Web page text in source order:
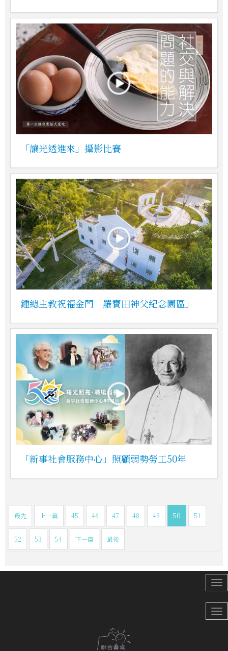
「讓光透進來」攝影比賽
鍾總主教祝福金門「羅寶田神父紀念園區」
「新事社會服務中心」照顧弱勢勞工50年
最先 上一篇 45 46 47 48 49 50 51
52 53 54 下一篇 最後